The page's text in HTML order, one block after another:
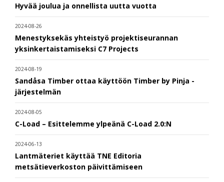
Hyvää joulua ja onnellista uutta vuotta
2024-08-26
Menestyksekäs yhteistyö projektiseurannan
yksinkertaistamiseksi C7 Projects
2024-08-19
Sandåsa Timber ottaa käyttöön Timber by Pinja -
järjestelmän
2024-08-05
C-Load – Esittelemme ylpeänä C-Load 2.0:N
2024-06-13
Lantmäteriet käyttää TNE Editoria
metsätieverkoston päivittämiseen